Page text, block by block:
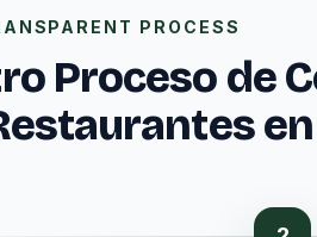
PROCESS
Proceso de